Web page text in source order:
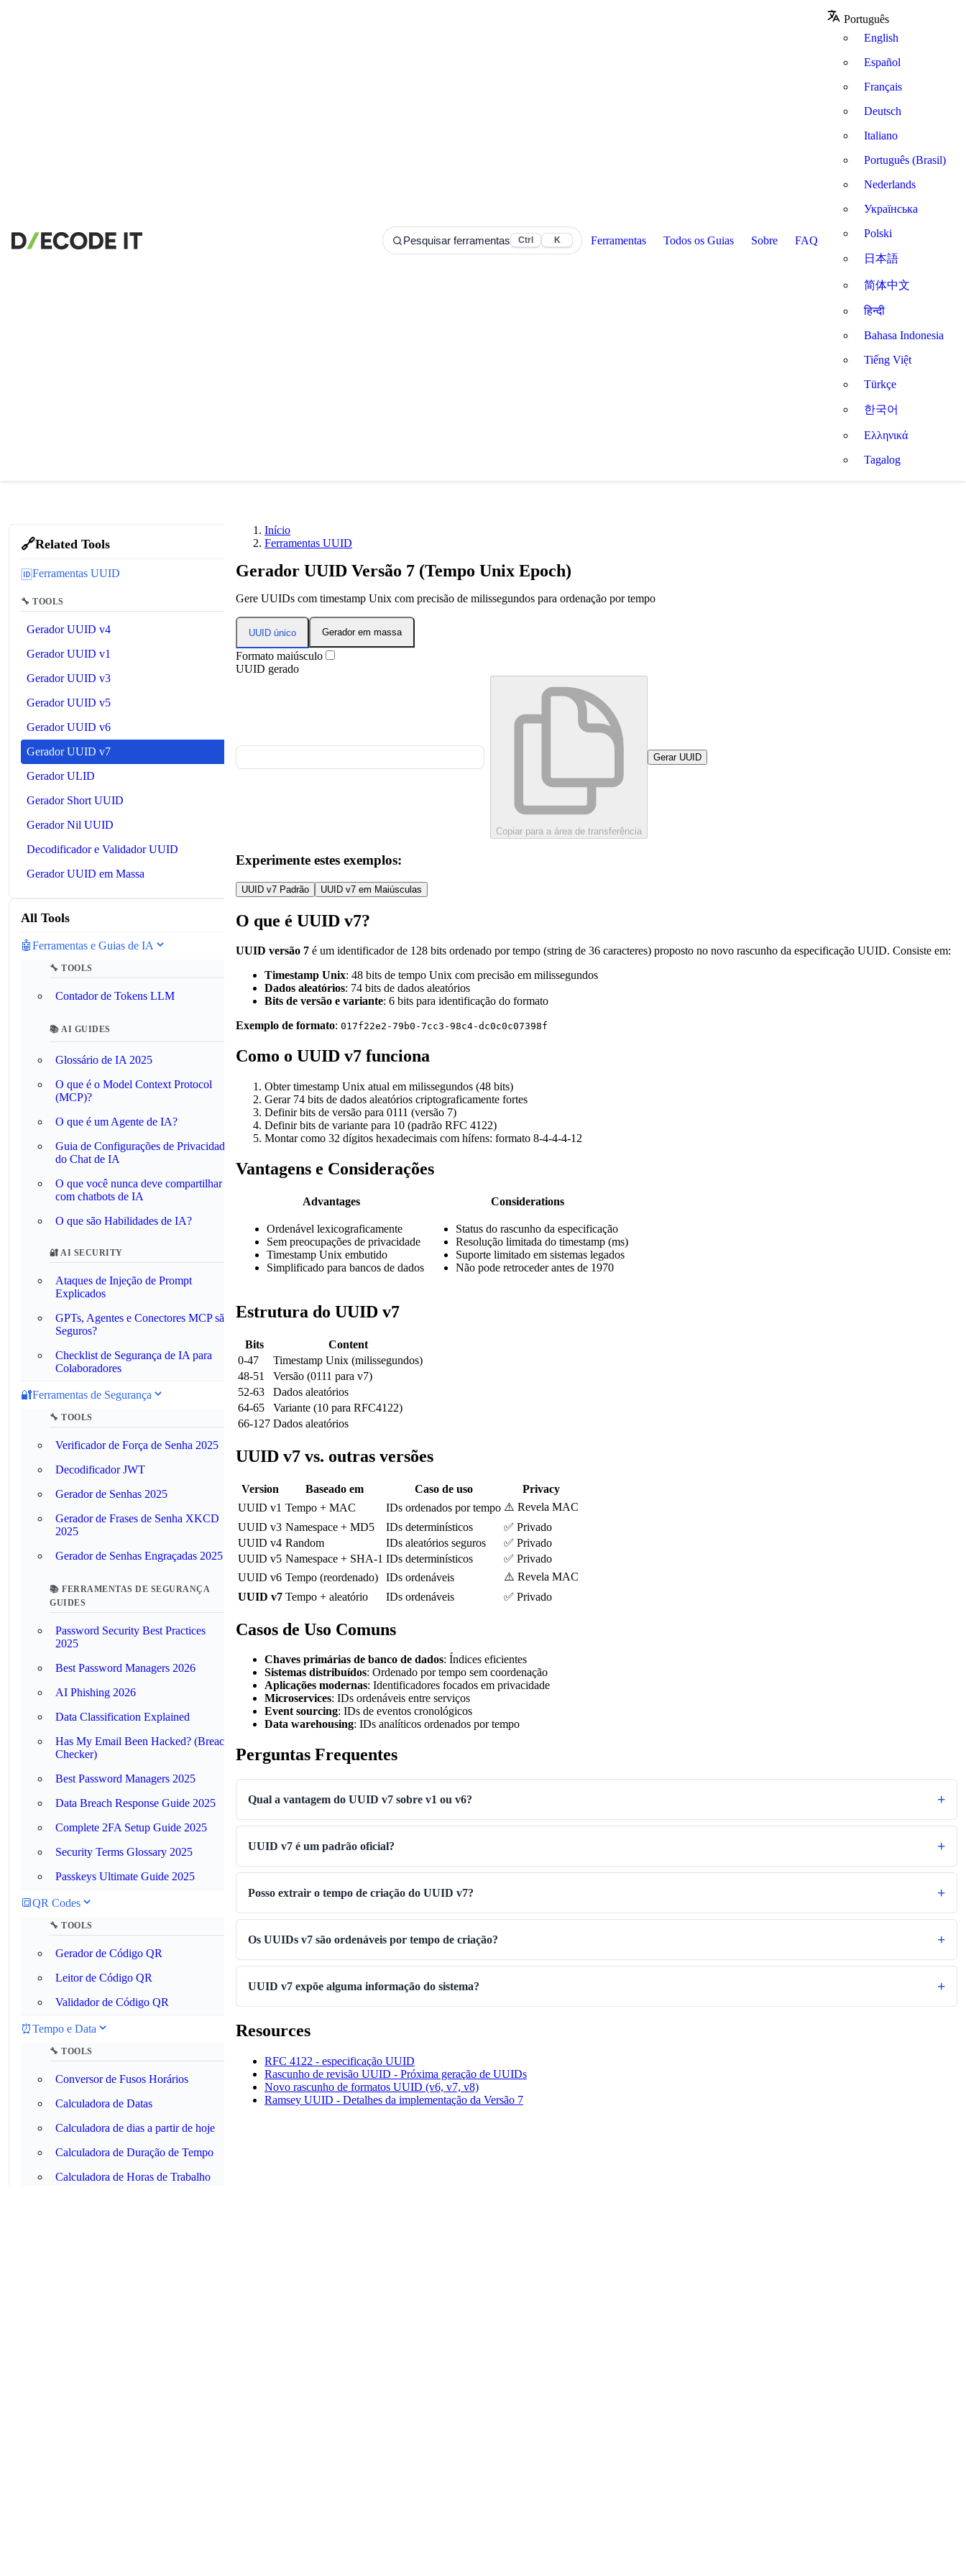
Pesquisar ferramentas Ctrl K Ferramentas Todos os Guias Sobre FAQ
Português
English
Español
Français
Deutsch
Italiano
Português (Brasil)
Nederlands
Українська
Polski
日本語
简体中文
हिन्दी
Bahasa Indonesia
Tiếng Việt
Türkçe
한국어
Ελληνικά
Tagalog
🔗Related Tools
🆔Ferramentas UUID
🔧 TOOLS
Gerador UUID v4
Gerador UUID v1
Gerador UUID v3
Gerador UUID v5
Gerador UUID v6
Gerador UUID v7
Gerador ULID
Gerador Short UUID
Gerador Nil UUID
Decodificador e Validador UUID
Gerador UUID em Massa
All Tools
🤖Ferramentas e Guias de IA
🔧 TOOLS
Contador de Tokens LLM
📚 AI GUIDES
Glossário de IA 2025
O que é o Model Context Protocol
(MCP)?
O que é um Agente de IA?
Guia de Configurações de Privacidade
do Chat de IA
O que você nunca deve compartilhar
com chatbots de IA
O que são Habilidades de IA?
🔐 AI SECURITY
Ataques de Injeção de Prompt
Explicados
GPTs, Agentes e Conectores MCP são
Seguros?
Checklist de Segurança de IA para
Colaboradores
🔐Ferramentas de Segurança
🔧 TOOLS
Verificador de Força de Senha 2025
Decodificador JWT
Gerador de Senhas 2025
Gerador de Frases de Senha XKCD
2025
Gerador de Senhas Engraçadas 2025
📚 FERRAMENTAS DE SEGURANÇA
GUIDES
Password Security Best Practices
2025
Best Password Managers 2026
AI Phishing 2026
Data Classification Explained
Has My Email Been Hacked? (Breach
Checker)
Best Password Managers 2025
Data Breach Response Guide 2025
Complete 2FA Setup Guide 2025
Security Terms Glossary 2025
Passkeys Ultimate Guide 2025
🔳QR Codes
🔧 TOOLS
Gerador de Código QR
Leitor de Código QR
Validador de Código QR
⏰Tempo e Data
🔧 TOOLS
Conversor de Fusos Horários
Calculadora de Datas
Calculadora de dias a partir de hoje
Calculadora de Duração de Tempo
Calculadora de Horas de Trabalho
Início
Ferramentas UUID
Gerador UUID Versão 7 (Tempo Unix Epoch)
Gere UUIDs com timestamp Unix com precisão de milissegundos para ordenação por tempo
UUID único Gerador em massa
Formato maiúsculo
UUID gerado
Copiar para a área de transferência
Gerar UUID
Experimente estes exemplos:
UUID v7 Padrão UUID v7 em Maiúsculas
O que é UUID v7?
UUID versão 7 é um identificador de 128 bits ordenado por tempo (string de 36 caracteres) proposto no novo rascunho da especificação UUID. Consiste em:
Timestamp Unix: 48 bits de tempo Unix com precisão em milissegundos
Dados aleatórios: 74 bits de dados aleatórios
Bits de versão e variante: 6 bits para identificação do formato
Exemplo de formato: 017f22e2-79b0-7cc3-98c4-dc0c0c07398f
Como o UUID v7 funciona
Obter timestamp Unix atual em milissegundos (48 bits)
Gerar 74 bits de dados aleatórios criptograficamente fortes
Definir bits de versão para 0111 (versão 7)
Definir bits de variante para 10 (padrão RFC 4122)
Montar como 32 dígitos hexadecimais com hífens: formato 8-4-4-4-12
Vantagens e Considerações
Advantages Considerations
Ordenável lexicograficamente
Sem preocupações de privacidade
Timestamp Unix embutido
Simplificado para bancos de dados
Status do rascunho da especificação
Resolução limitada do timestamp (ms)
Suporte limitado em sistemas legados
Não pode retroceder antes de 1970
Estrutura do UUID v7
Bits
Content
0-47
Timestamp Unix (milissegundos)
48-51
Versão (0111 para v7)
52-63
Dados aleatórios
64-65
Variante (10 para RFC4122)
66-127 Dados aleatórios
UUID v7 vs. outras versões
Version Baseado em Caso de uso
Privacy
UUID v1 Tempo + MAC IDs ordenados por tempo ⚠️ Revela MAC
UUID v3 Namespace + MD5 IDs determinísticos
✅ Privado
UUID v4 Random IDs aleatórios seguros
✅ Privado
UUID v5 Namespace + SHA-1 IDs determinísticos
✅ Privado
UUID v6 Tempo (reordenado) IDs ordenáveis
⚠️ Revela MAC
UUID v7 Tempo + aleatório IDs ordenáveis ✅ Privado
Casos de Uso Comuns
Chaves primárias de banco de dados: Índices eficientes
Sistemas distribuídos: Ordenado por tempo sem coordenação
Aplicações modernas: Identificadores focados em privacidade
Microservices: IDs ordenáveis entre serviços
Event sourcing: IDs de eventos cronológicos
Data warehousing: IDs analíticos ordenados por tempo
Perguntas Frequentes
Qual a vantagem do UUID v7 sobre v1 ou v6?
UUID v7 é um padrão oficial?
Posso extrair o tempo de criação do UUID v7?
Os UUIDs v7 são ordenáveis por tempo de criação?
UUID v7 expõe alguma informação do sistema?
Resources
RFC 4122 - especificação UUID
Rascunho de revisão UUID - Próxima geração de UUIDs
Novo rascunho de formatos UUID (v6, v7, v8)
Ramsey UUID - Detalhes da implementação da Versão 7